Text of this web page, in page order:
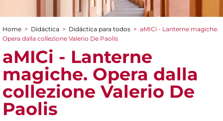
You are here
Home > Didáctica > Didáctica para todos > aMICi - Lanterne magiche.
Opera dalla collezione Valerio De Paolis
aMICi - Lanterne
magiche. Opera dalla
collezione Valerio De
Paolis